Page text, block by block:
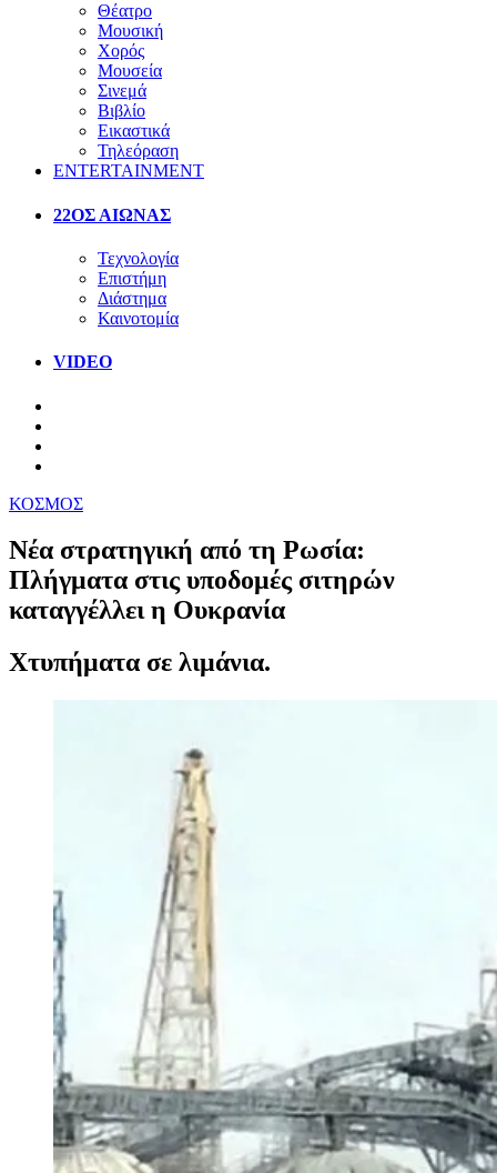
Θέατρο
Μουσική
Χορός
Μουσεία
Σινεμά
Βιβλίο
Εικαστικά
Τηλεόραση
ENTERTAINMENT
22ΟΣ ΑΙΩΝΑΣ
Τεχνολογία
Επιστήμη
Διάστημα
Καινοτομία
VIDEO
ΚΟΣΜΟΣ
Νέα στρατηγική από τη Ρωσία:
Πλήγματα στις υποδομές σιτηρών
καταγγέλλει η Ουκρανία
Χτυπήματα σε λιμάνια.